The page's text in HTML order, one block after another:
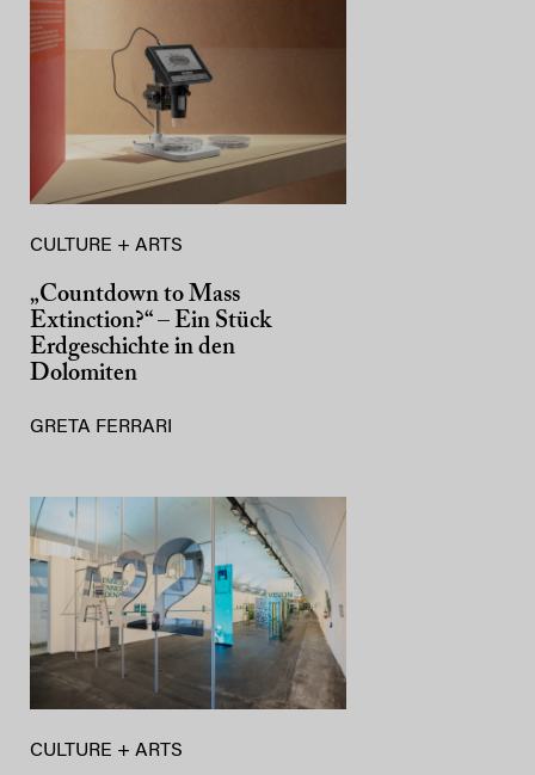
CULTURE + ARTS
„Countdown to Mass
Extinction?“ – Ein Stück
Erdgeschichte in den
Dolomiten
GRETA FERRARI
CULTURE + ARTS